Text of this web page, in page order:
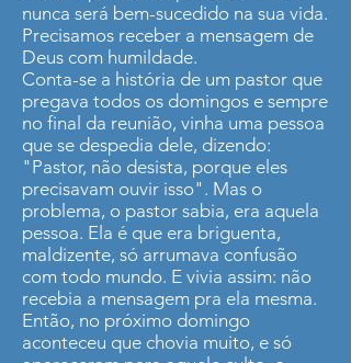
nunca será bem-sucedido na sua vida.
Precisamos receber a mensagem de
Deus com humildade.
Conta-se a história de um pastor que
pregava todos os domingos e sempre
no final da reunião, vinha uma pessoa
que se despedia dele, dizendo:
"Pastor, não desista, porque eles
precisavam ouvir isso". Mas o
problema, o pastor sabia, era aquela
pessoa. Ela é que era briguenta,
maldizente, só arrumava confusão
com todo mundo. E vivia assim: não
recebia a mensagem pra ela mesma.
Então, no próximo domingo
aconteceu que chovia muito, e só